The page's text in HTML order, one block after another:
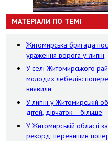
МАТЕРІАЛИ ПО ТЕМІ
Житомирська бригада
ураження ворога у липні
У селі Житомирського
молодих лебедів:
виявили
У липні у Житомирській
дітей, дівчаток – більше
У Житомирській області
рекорд: перевищив